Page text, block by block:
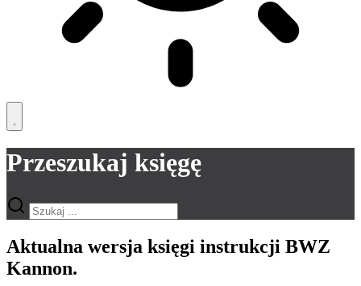
Przeszukaj księgę
Aktualna wersja księgi instrukcji BWZ
Kannon.